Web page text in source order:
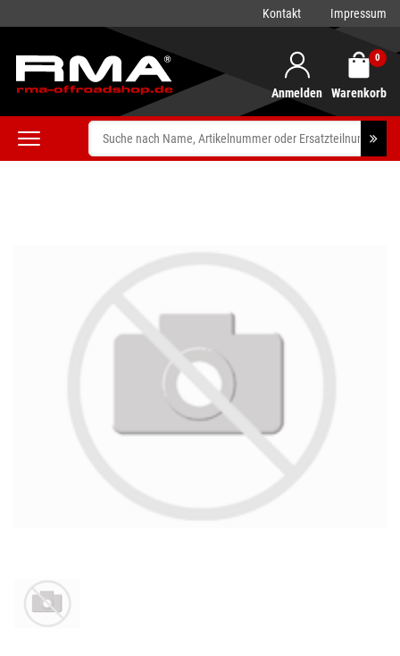
Kontakt Impressum
Anmelden
0
Warenkorb